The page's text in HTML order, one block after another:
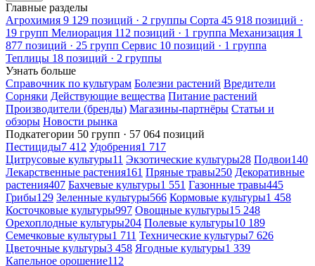
Главные разделы
Агрохимия 9 129 позиций · 2 группы Сорта 45 918 позиций ·
19 групп Мелиорация 112 позиций · 1 группа Механизация 1
877 позиций · 25 групп Сервис 10 позиций · 1 группа
Теплицы 18 позиций · 2 группы
Узнать больше
Справочник по культурам Болезни растений Вредители
Сорняки Действующие вещества Питание растений
Производители (бренды) Магазины-партнёры Статьи и
обзоры Новости рынка
Подкатегории 50 групп · 57 064 позиций
Пестициды7 412 Удобрения1 717
Цитрусовые культуры11 Экзотические культуры28 Подвои140
Лекарственные растения161 Пряные травы250 Декоративные
растения407 Бахчевые культуры1 551 Газонные травы445
Грибы129 Зеленные культуры566 Кормовые культуры1 458
Косточковые культуры997 Овощные культуры15 248
Орехоплодные культуры204 Полевые культуры10 189
Семечковые культуры1 711 Технические культуры7 626
Цветочные культуры3 458 Ягодные культуры1 339
Капельное орошение112